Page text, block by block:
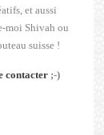
et aussi
moi Shivah ou
suisse !
contacter ;-)